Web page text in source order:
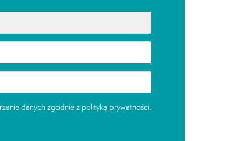
danych zgodnie z polityką prywatności.